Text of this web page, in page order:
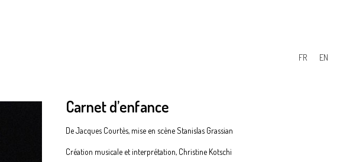
FR EN
Carnet d’enfance
De Jacques Courtès, mise en scène Stanislas Grassian
Création musicale et interprétation, Christine Kotschi